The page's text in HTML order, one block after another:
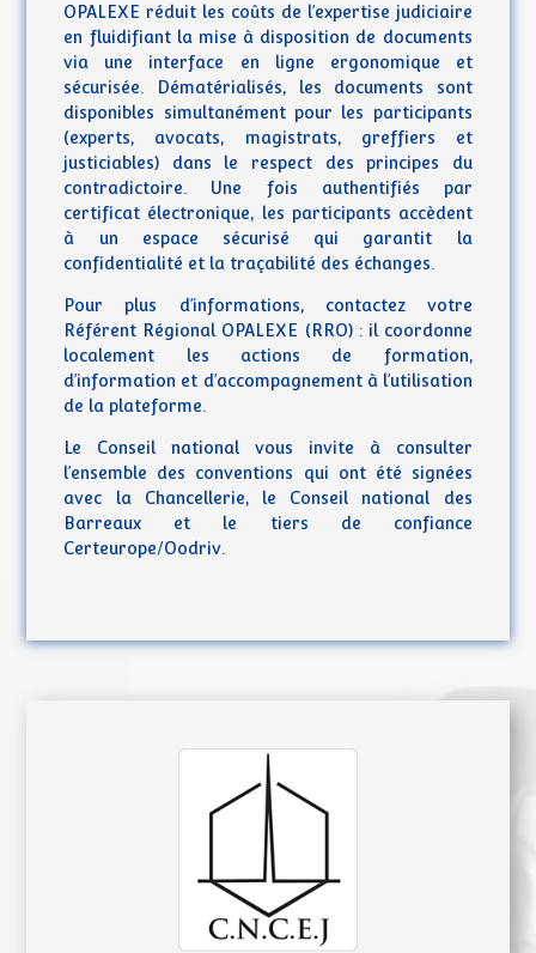
OPALEXE réduit les coûts de l’expertise judiciaire
en fluidifiant la mise à disposition de documents
via une interface en ligne ergonomique et
sécurisée. Dématérialisés, les documents sont
disponibles simultanément pour les participants
(experts, avocats, magistrats, greffiers et
justiciables) dans le respect des principes du
contradictoire. Une fois authentifiés par
certificat électronique, les participants accèdent
à un espace sécurisé qui garantit la
confidentialité et la traçabilité des échanges.
Pour plus d’informations, contactez votre
Référent Régional OPALEXE (RRO) : il coordonne
localement les actions de formation,
d’information et d’accompagnement à l’utilisation
de la plateforme.
Le Conseil national vous invite à consulter
l’ensemble des conventions qui ont été signées
avec la Chancellerie, le Conseil national des
Barreaux et le tiers de confiance
Certeurope/Oodriv.